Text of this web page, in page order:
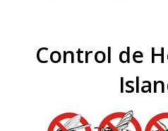
Control de